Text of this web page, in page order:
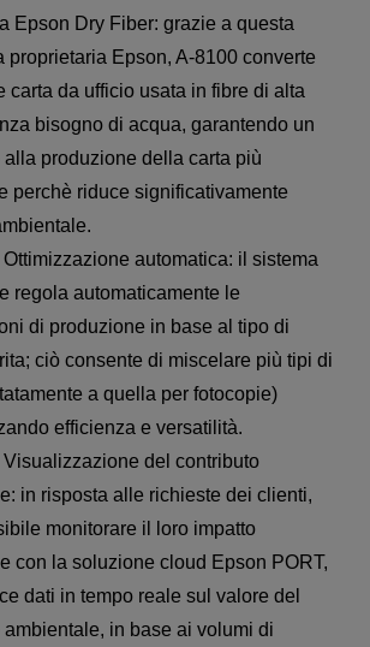
Epson Dry Fiber: grazie a questa
proprietaria Epson, A-8100 converte
carta da ufficio usata in fibre di alta
bisogno di acqua, garantendo un
produzione della carta più
perchè riduce significativamente
| Ottimizzazione automatica: il sistema
regola automaticamente le
di produzione in base al tipo di
ciò consente di miscelare più tipi di
a quella per fotocopie)
efficienza e versatilità.
| Visualizzazione del contributo
in risposta alle richieste dei clienti,
monitorare il loro impatto
con la soluzione cloud Epson PORT,
dati in tempo reale sul valore del
ambientale, in base ai volumi di